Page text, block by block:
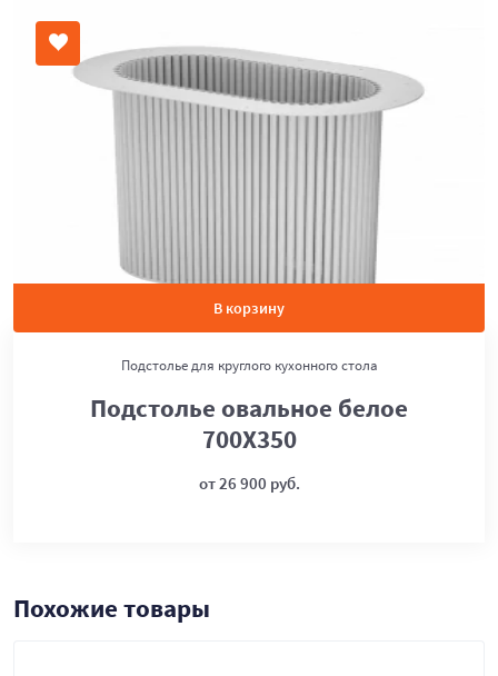
В корзину
Подстолье для круглого кухонного стола
Подстолье овальное белое
700Х350
от 26 900 руб.
Похожие товары